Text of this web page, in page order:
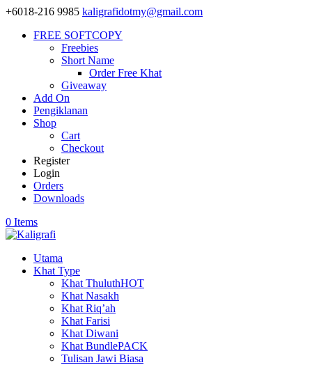
+6018-216 9985 kaligrafidotmy@gmail.com
FREE SOFTCOPY
Freebies
Short Name
Order Free Khat
Giveaway
Add On
Pengiklanan
Shop
Cart
Checkout
Register
Login
Orders
Downloads
0 Items
Utama
Khat Type
Khat ThuluthHOT
Khat Nasakh
Khat Riq’ah
Khat Farisi
Khat Diwani
Khat BundlePACK
Tulisan Jawi Biasa